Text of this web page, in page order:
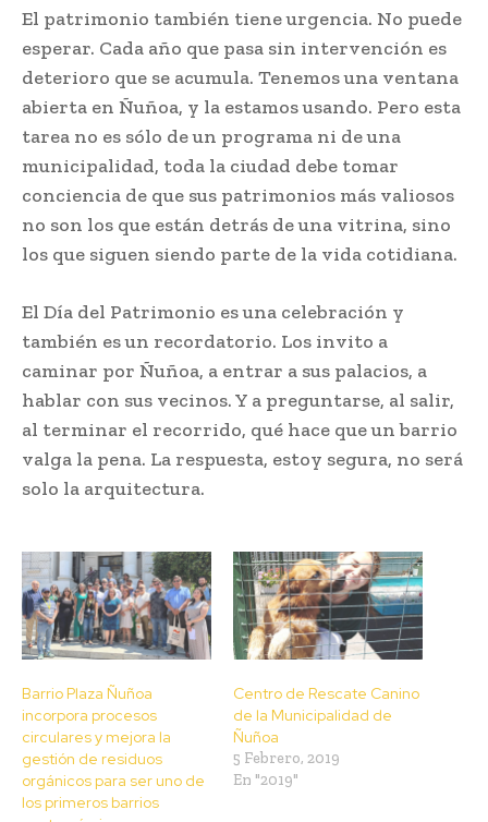
El patrimonio también tiene urgencia. No puede
esperar. Cada año que pasa sin intervención es
deterioro que se acumula. Tenemos una ventana
abierta en Ñuñoa, y la estamos usando. Pero esta
tarea no es sólo de un programa ni de una
municipalidad, toda la ciudad debe tomar
conciencia de que sus patrimonios más valiosos
no son los que están detrás de una vitrina, sino
los que siguen siendo parte de la vida cotidiana.
El Día del Patrimonio es una celebración y
también es un recordatorio. Los invito a
caminar por Ñuñoa, a entrar a sus palacios, a
hablar con sus vecinos. Y a preguntarse, al salir,
al terminar el recorrido, qué hace que un barrio
valga la pena. La respuesta, estoy segura, no será
solo la arquitectura.
Barrio Plaza Ñuñoa
incorpora procesos
circulares y mejora la
gestión de residuos
orgánicos para ser uno de
los primeros barrios
Centro de Rescate Canino
de la Municipalidad de
Ñuñoa
5 Febrero, 2019
En "2019"